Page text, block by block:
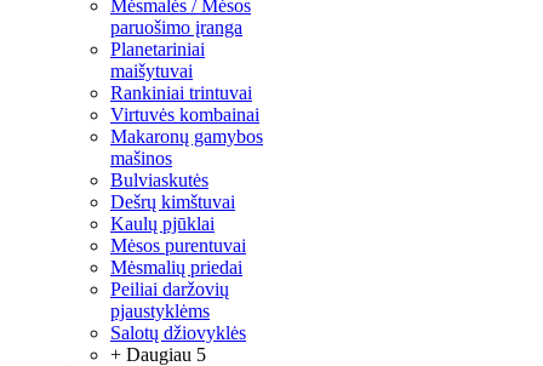
Mėsmalės / Mėsos
paruošimo įranga
Planetariniai
maišytuvai
Rankiniai trintuvai
Virtuvės kombainai
Makaronų gamybos
mašinos
Bulviaskutės
Dešrų kimštuvai
Kaulų pjūklai
Mėsos purentuvai
Mėsmalių priedai
Peiliai daržovių
pjaustyklėms
Salotų džiovyklės
+ Daugiau 5